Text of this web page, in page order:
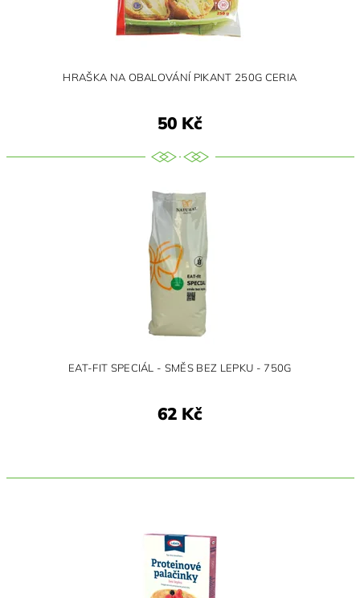
HRAŠKA NA OBALOVÁNÍ PIKANT 250G CERIA
50 Kč
EAT-FIT SPECIÁL - SMĚS BEZ LEPKU - 750G
62 Kč